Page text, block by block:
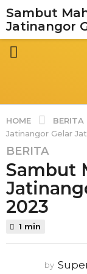
Sambut
Jatinangor
HOME BERITA
Jatinangor Gelar
3
t
a
h
u
n
BERITA
Sambut
2023
1 min
by